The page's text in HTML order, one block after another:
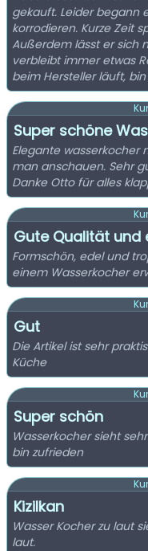
gekauft. Leider begann
korrodieren. Kurze Zeit
Außerdem lässt er sich
verbleibt immer etwas
beim Hersteller läuft,
Super schöne
Elegante
man anschauen. Sehr
Danke Otto für alles
Gute Qualität und
Formschön, edel und
einem Wasserkocher
Gut
Die Artikel ist sehr
Küche
Super schön
Wasserkocher sieht
bin zufrieden
Kizilkan
Wasser Kocher zu laut
laut.